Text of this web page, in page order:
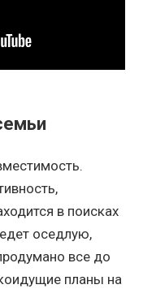
в поисках
оседлую,
все до
планы на